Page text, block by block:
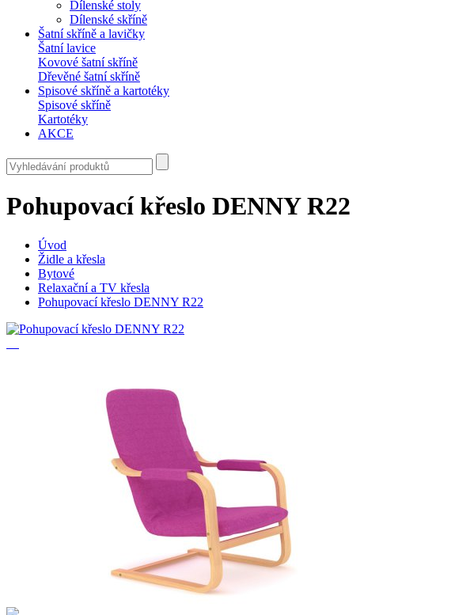
Dílenské stoly
Dílenské skříně
Šatní skříně a lavičky
Šatní lavice
Kovové šatní skříně
Dřevěné šatní skříně
Spisové skříně a kartotéky
Spisové skříně
Kartotéky
AKCE
Pohupovací křeslo DENNY R22
Úvod
Židle a křesla
Bytové
Relaxační a TV křesla
Pohupovací křeslo DENNY R22